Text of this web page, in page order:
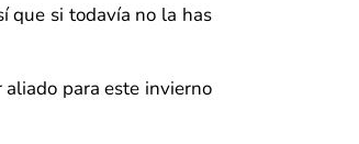
que si todavía no la has
para este invierno